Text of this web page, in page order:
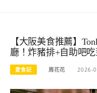
【大阪美食推薦】
廳！炸豬排+自助吧
愛食記 周花花 2026-